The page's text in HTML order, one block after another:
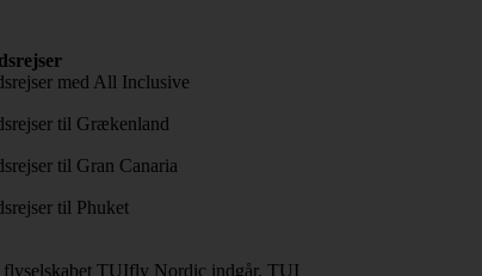
med All Inclusive
til Grækenland
til Gran Canaria
til Phuket
TUIfly Nordic indgår. TUI